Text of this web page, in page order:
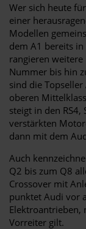
Wer sich heute
einer
Modellen
dem A1 bereits
rangieren
Nummer bis hin
sind die
oberen
steigt in den
verstärkten
dann mit dem
Auch
Q2 bis zum Q8
Crossover mit
punktet Audi vor
Elektroantrieben,
Vorreiter gilt.